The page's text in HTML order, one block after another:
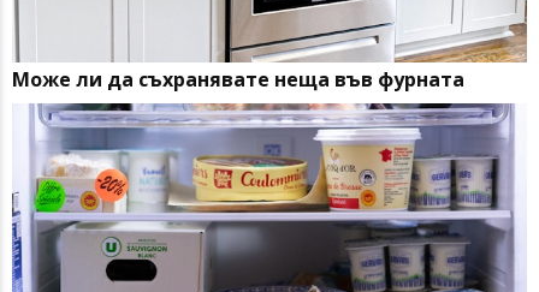
Може ли да съхранявате неща във фурната